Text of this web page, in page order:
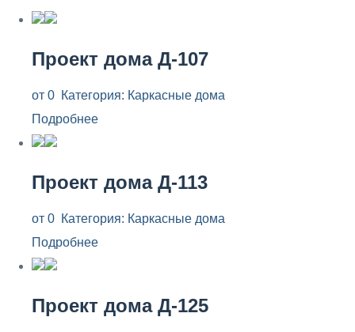
Проект дома Д-107
от 0 Категория: Каркасные дома
Подробнее
Проект дома Д-113
от 0 Категория: Каркасные дома
Подробнее
Проект дома Д-125